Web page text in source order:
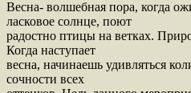
Весна- волшебная пора, когда
ласковое солнце, поют
радостно птицы на ветках.
Когда наступает
весна, начинаешь удивляться
сочности всех